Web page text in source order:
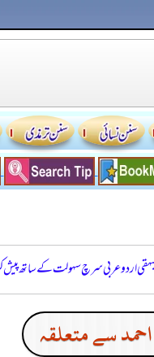
اردو عربی سرچ سہولت کے ساتھ
سے متعلقہ